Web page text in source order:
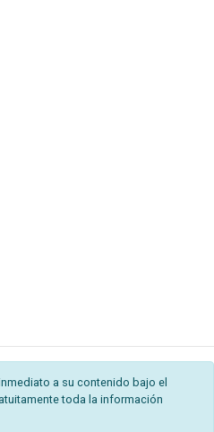
a su contenido bajo el
toda la información